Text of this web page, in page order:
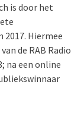
is door het
Hiermee
de RAB Radio
na een online